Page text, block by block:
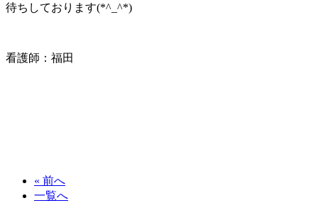
待ちしております(*^_^*)
看護師：福田
« 前へ
一覧へ